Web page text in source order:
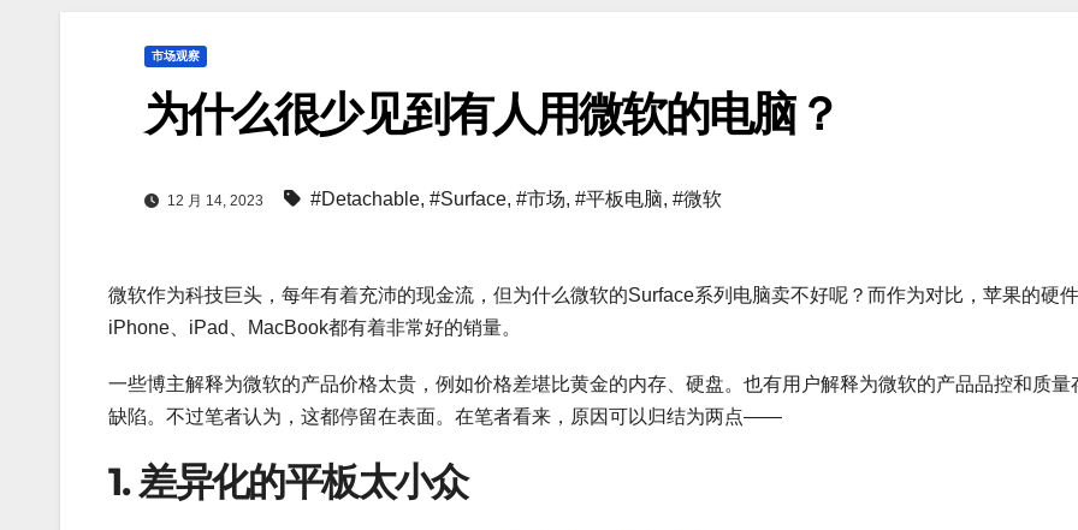
市场观察
为什么很少见到有人用微软的电脑？
12 月 14, 2023 #Detachable, #Surface, #市场, #平板电脑, #微软
微软作为科技巨头，每年有着充沛的现金流，但为什么微软的Surface系列电脑卖不好呢？而作为对比，苹果的硬
iPhone、iPad、MacBook都有着非常好的销量。
一些博主解释为微软的产品价格太贵，例如价格差堪比黄金的内存、硬盘。也有用户解释为微软的产品品控和质量
缺陷。不过笔者认为，这都停留在表面。在笔者看来，原因可以归结为两点——
1. 差异化的平板太小众